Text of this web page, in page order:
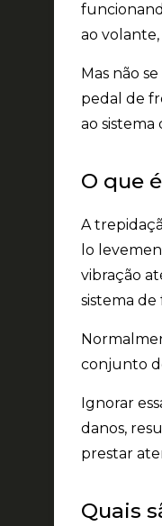
ao
Mas não
pedal de
ao sistema
O que
A
lo
vibração
sistema
conjunto
Ignorar
danos,
prestar
Quais